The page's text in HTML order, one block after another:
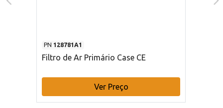
PN 128781A1
Filtro de Ar Primário Case CE
Ver Preço